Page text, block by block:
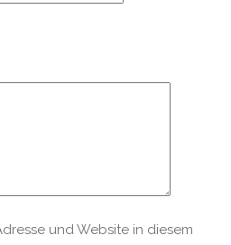
und Website in diesem